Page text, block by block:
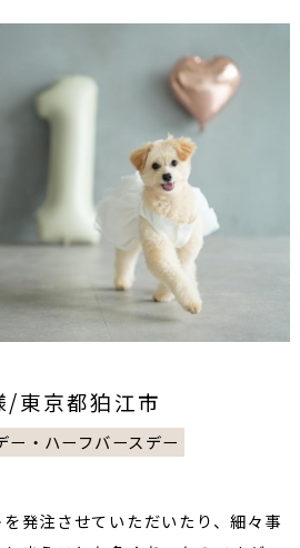
東京都狛江市
ー・ハーフバースデー
発注させていただいたり、細々事